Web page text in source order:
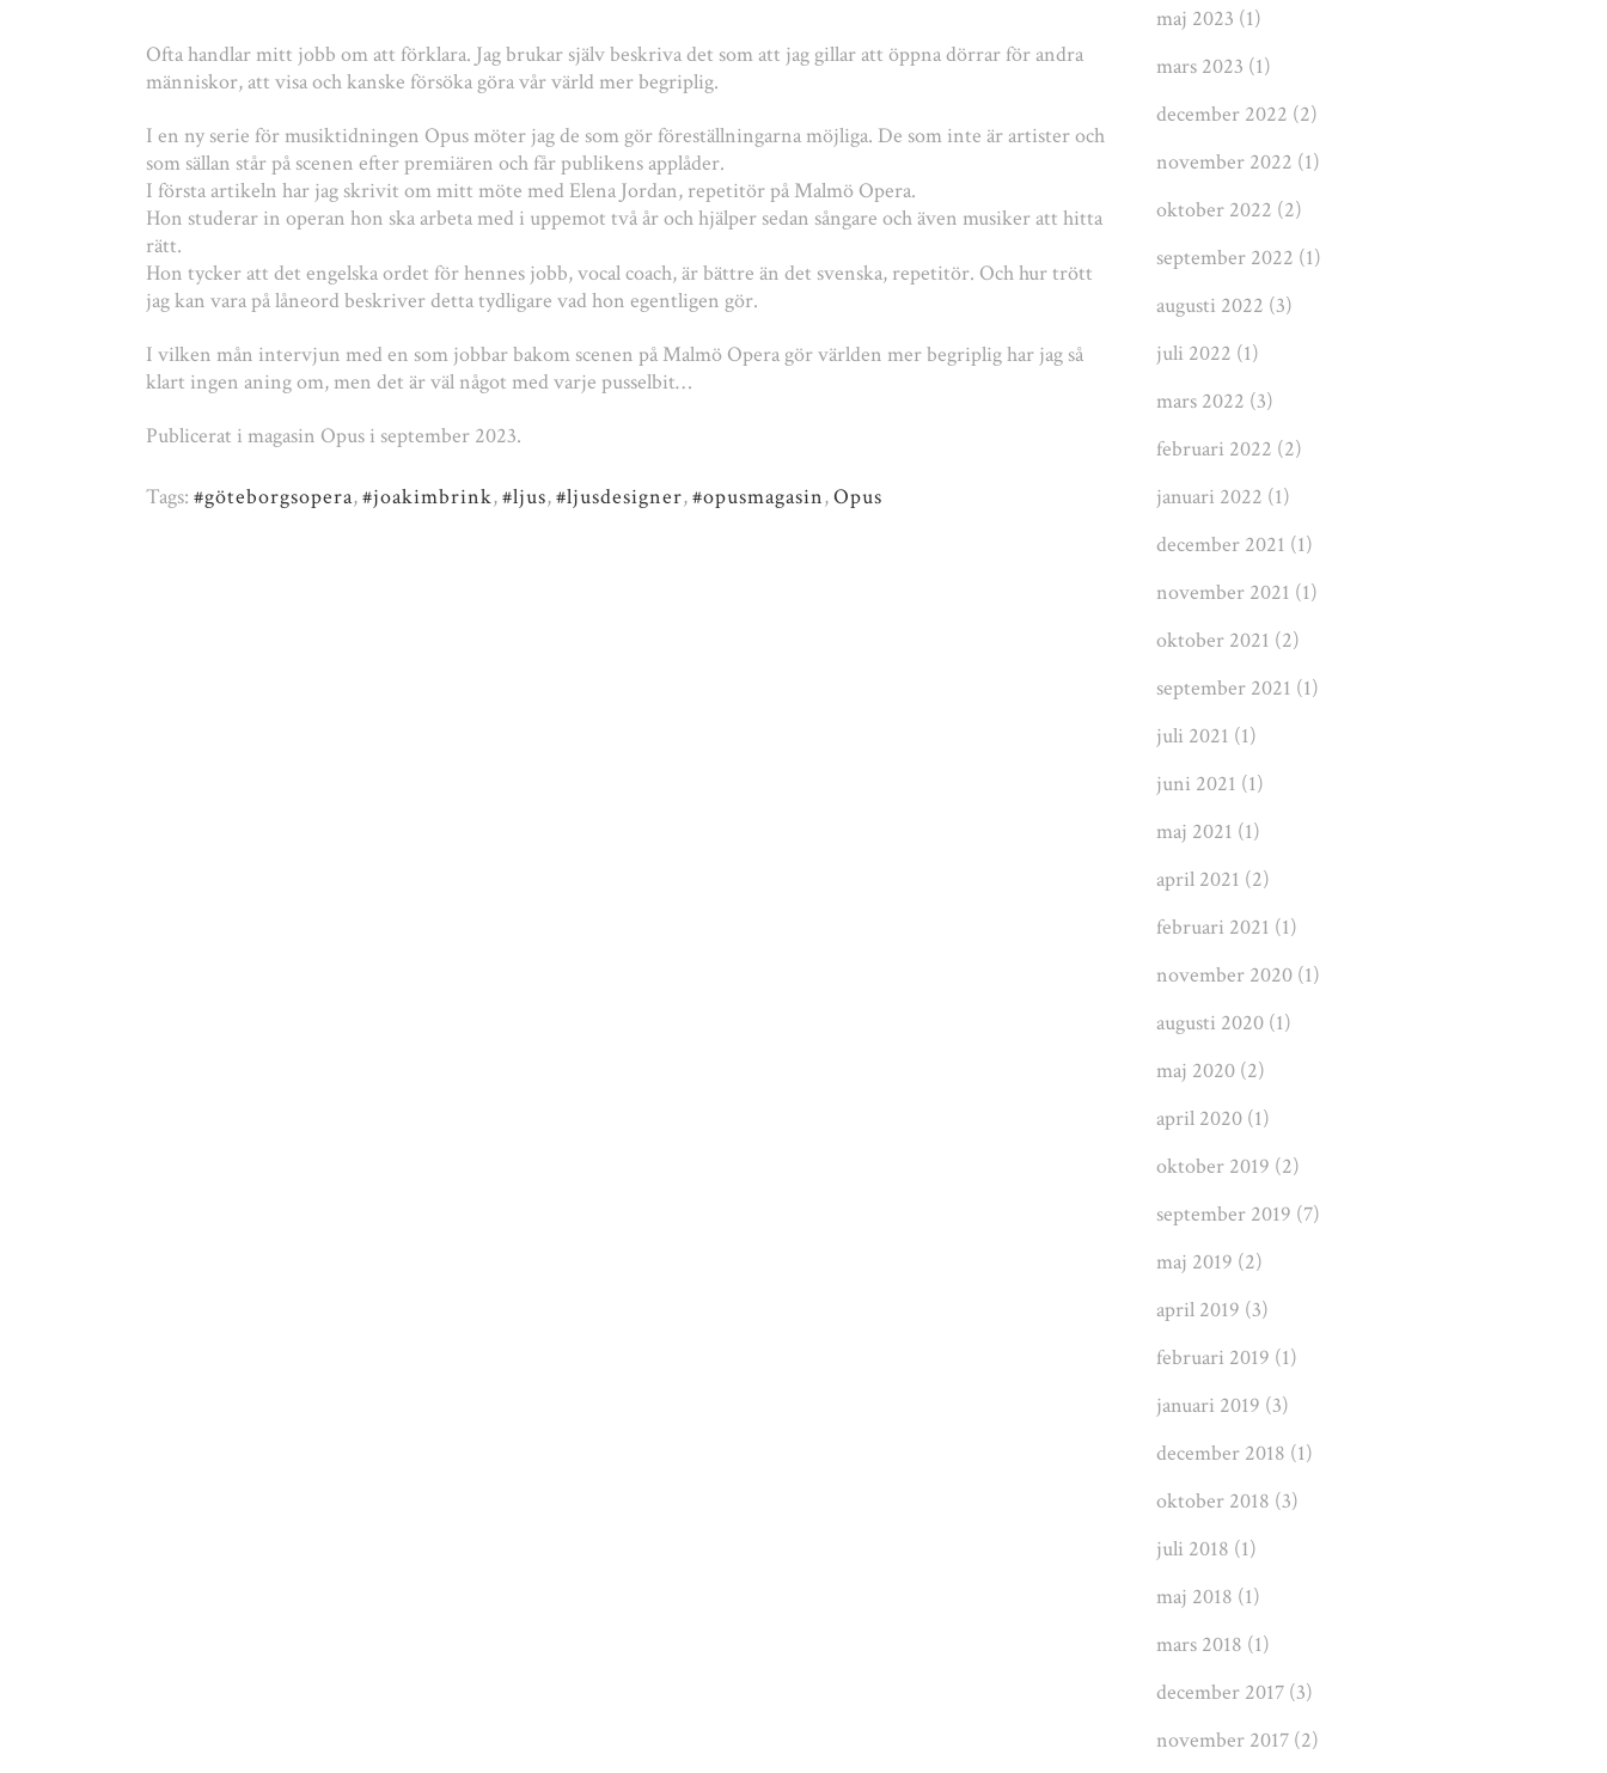
Ofta handlar mitt jobb om att förklara. Jag brukar själv beskriva det som att jag gillar att öppna dörrar för andra
människor, att visa och kanske försöka göra vår värld mer begriplig.
I en ny serie för musiktidningen Opus möter jag de som gör föreställningarna möjliga. De som inte är artister och
som sällan står på scenen efter premiären och får publikens applåder.
I första artikeln har jag skrivit om mitt möte med Elena Jordan, repetitör på Malmö Opera.
Hon studerar in operan hon ska arbeta med i uppemot två år och hjälper sedan sångare och även musiker att hitta
rätt.
Hon tycker att det engelska ordet för hennes jobb, vocal coach, är bättre än det svenska, repetitör. Och hur trött
jag kan vara på låneord beskriver detta tydligare vad hon egentligen gör.
I vilken mån intervjun med en som jobbar bakom scenen på Malmö Opera gör världen mer begriplig har jag så
klart ingen aning om, men det är väl något med varje pusselbit…
Publicerat i magasin Opus i september 2023.
Tags: #göteborgsopera,#joakimbrink,#ljus,#ljusdesigner,#opusmagasin,Opus
maj 2023 (1)
mars 2023 (1)
december 2022 (2)
november 2022 (1)
oktober 2022 (2)
september 2022 (1)
augusti 2022 (3)
juli 2022 (1)
mars 2022 (3)
februari 2022 (2)
januari 2022 (1)
december 2021 (1)
november 2021 (1)
oktober 2021 (2)
september 2021 (1)
juli 2021 (1)
juni 2021 (1)
maj 2021 (1)
april 2021 (2)
februari 2021 (1)
november 2020 (1)
augusti 2020 (1)
maj 2020 (2)
april 2020 (1)
oktober 2019 (2)
september 2019 (7)
maj 2019 (2)
april 2019 (3)
februari 2019 (1)
januari 2019 (3)
december 2018 (1)
oktober 2018 (3)
juli 2018 (1)
maj 2018 (1)
mars 2018 (1)
december 2017 (3)
november 2017 (2)